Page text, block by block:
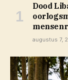
Dood
augustus 7,